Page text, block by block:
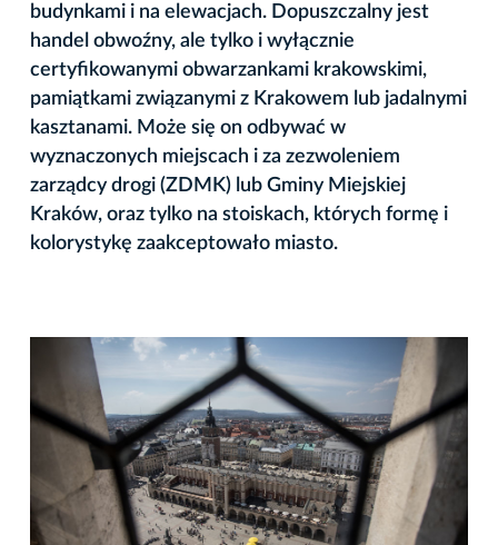
budynkami i na elewacjach. Dopuszczalny jest
handel obwoźny, ale tylko i wyłącznie
certyfikowanymi obwarzankami krakowskimi,
pamiątkami związanymi z Krakowem lub jadalnymi
kasztanami. Może się on odbywać w
wyznaczonych miejscach i za zezwoleniem
zarządcy drogi (ZDMK) lub Gminy Miejskiej
Kraków, oraz tylko na stoiskach, których formę i
kolorystykę zaakceptowało miasto.